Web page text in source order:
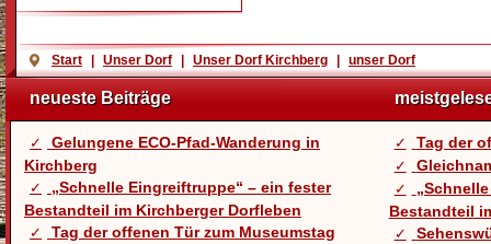
Start Unser Dorf Unser Dorf Kirchberg unser Dorf
neueste Beiträge
Gelungene ECO-Pfad-Wanderung in
Kirchberg
„Schnelle Eingreiftruppe“ – ein fester
Bestandteil im Kirchberger Dorfleben
Tag der offenen Tür zum Museumstag
Tag der
Bestandteil